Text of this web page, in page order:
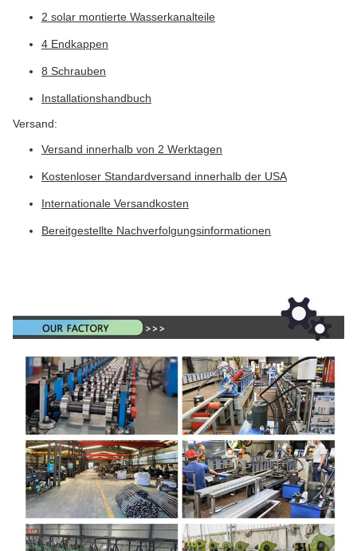
2 solar montierte Wasserkanalteile
4 Endkappen
8 Schrauben
Installationshandbuch
Versand:
Versand innerhalb von 2 Werktagen
Kostenloser Standardversand innerhalb der USA
Internationale Versandkosten
Bereitgestellte Nachverfolgungsinformationen